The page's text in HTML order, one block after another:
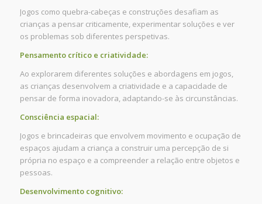
Jogos como quebra-cabeças e construções desafiam as
crianças a pensar criticamente, experimentar soluções e ver
os problemas sob diferentes perspetivas.
Pensamento crítico e criatividade:
Ao explorarem diferentes soluções e abordagens em jogos,
as crianças desenvolvem a criatividade e a capacidade de
pensar de forma inovadora, adaptando-se às circunstâncias.
Consciência espacial:
Jogos e brincadeiras que envolvem movimento e ocupação de
espaços ajudam a criança a construir uma percepção de si
própria no espaço e a compreender a relação entre objetos e
pessoas.
Desenvolvimento cognitivo: